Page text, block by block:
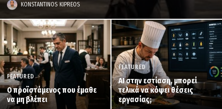
KONSTANTINOS KIPREOS
FEATURED
Ο προϊστάμενος που έμαθε
να μη βλέπει
FEATURED
AI στην εστίαση, μπορεί
τελικά να κόψει θέσεις
εργασίας;